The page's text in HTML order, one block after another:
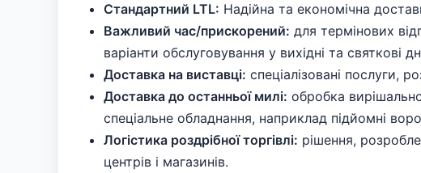
Стандартний LTL: Надійна та економічна
Важливий час/прискорений: для термінових
варіанти обслуговування у вихідні та святкові
Доставка на виставці: спеціалізовані послуги,
Доставка до останньої милі: обробка
спеціальне обладнання, наприклад підйомні
Логістика роздрібної торгівлі: рішення,
центрів і магазинів.